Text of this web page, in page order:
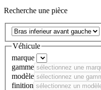
Recherche une pièce
Véhicule
marque
gamme
modèle
finition